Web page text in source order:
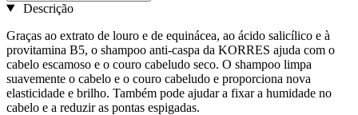
Descrição
Graças ao extrato de louro e de equinácea, ao ácido salicílico e à
provitamina B5, o shampoo anti-caspa da KORRES ajuda com o
cabelo escamoso e o couro cabeludo seco. O shampoo limpa
suavemente o cabelo e o couro cabeludo e proporciona nova
elasticidade e brilho. Também pode ajudar a fixar a humidade no
cabelo e a reduzir as pontas espigadas.